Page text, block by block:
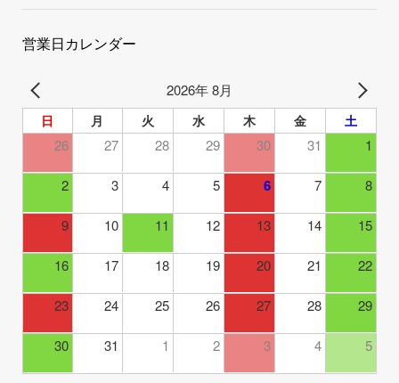
営業日カレンダー
2026年 8月
日 月 火 水 木 金 土
26 27 28 29 30 31 1
2 3 4 5 6 7 8
9 10 11 12 13 14 15
16 17 18 19 20 21 22
23 24 25 26 27 28 29
30 31 1 2 3 4 5